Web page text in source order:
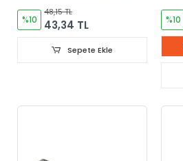
%10
48,15 TL
43,34 TL
Sepete Ekle
%10